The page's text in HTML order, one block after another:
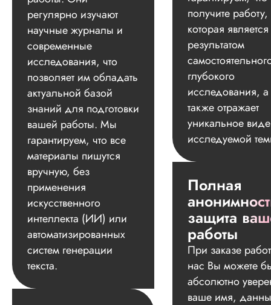
регулярно изучают
научные журналы и
современные
исследования, что
позволяет им обладать
актуальной базой
знаний для подготовки
вашей работы. Мы
гарантируем, что все
материалы пишутся
вручную, без
применения
искусственного
интеллекта (ИИ) или
автоматизированных
систем генерации
текста.
получите работу,
которая является
результатом
глубокого
исследования, а
также отражает
уникальное
исследуемой
Полная
защита
работы
При заказе
нас Вы можете
абсолютно
ваше имя,